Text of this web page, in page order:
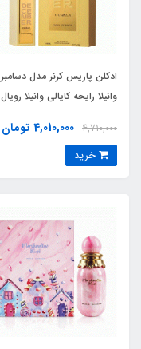
ادکلن پاریس کرنر مدل دسامبر
وانیلا رایحه کایالی وانیلا رویال
(December Vanilla) Kayali
Vanilla Royale Sugared
4,710,000 4,010,000 تومان